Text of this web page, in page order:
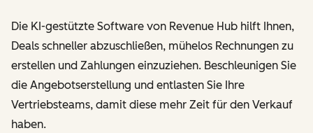
Die KI-gestützte Software von Revenue Hub hilft Ihnen,
Deals schneller abzuschließen, mühelos Rechnungen zu
erstellen und Zahlungen einzuziehen. Beschleunigen Sie
die Angebotserstellung und entlasten Sie Ihre
Vertriebsteams, damit diese mehr Zeit für den Verkauf
haben.